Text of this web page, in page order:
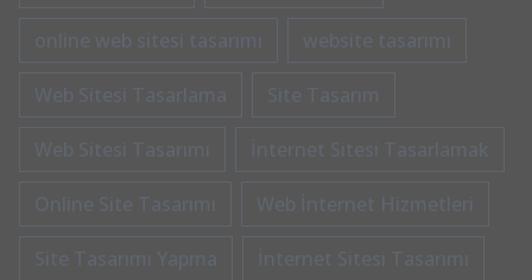
online web sitesi tasarımı website tasarımı
Web Sitesi Tasarlama Site Tasarım
Web Sitesi Tasarımı İnternet Sitesi Tasarlamak
Online Site Tasarımı Web İnternet Hizmetleri
Site Tasarımı Yapma İnternet Sitesi Tasarımı